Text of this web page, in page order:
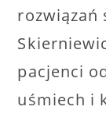
rozwiązań
pacjenci
uśmiech i